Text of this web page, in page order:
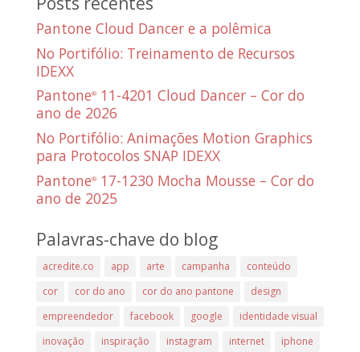
Pantone Cloud Dancer e a polêmica
No Portifólio: Treinamento de Recursos
IDEXX
Pantone®11-4201 Cloud Dancer – Cor do
ano de 2026
No Portifólio: Animações Motion Graphics
para Protocolos SNAP IDEXX
Pantone®17-1230 Mocha Mousse – Cor do
ano de 2025
Palavras-chave do blog
acredite.co app arte campanha
conteúdo
cor
cor do ano cor do ano pantone
design
empreendedor
facebook google
identidade visual
inovação
inspiração instagram internet
iphone